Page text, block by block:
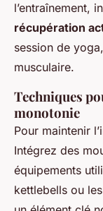
l’entraînement,
récupération
session de
musculaire.
Techniques
monotonie
Pour maintenir
Intégrez des
équipements
kettlebells ou